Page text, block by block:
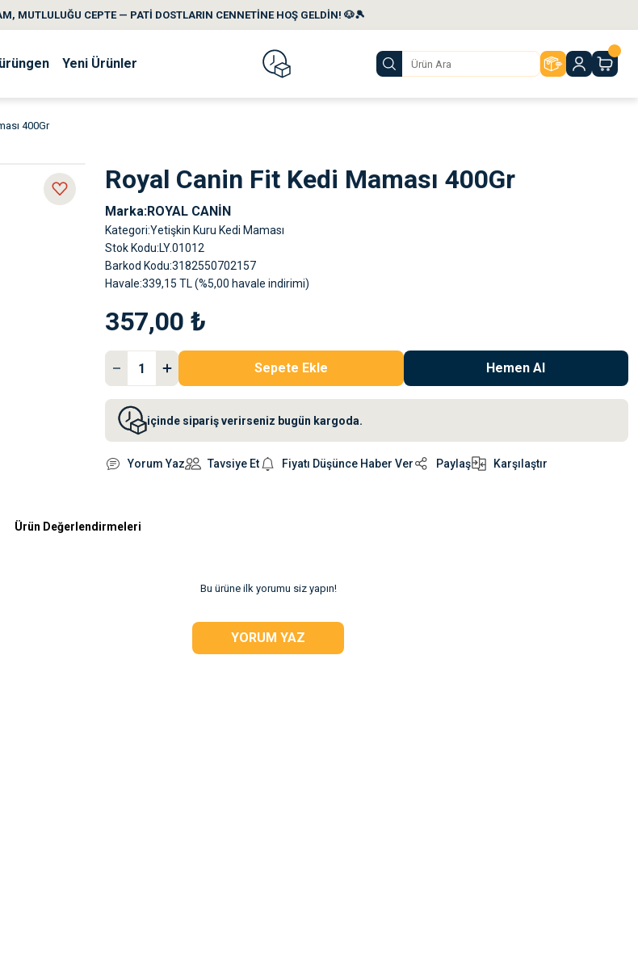
MUTLULUĞU CEPTE — PATİ DOSTLARIN CENNETİNE HOŞ GELDİN! 🐶🎾
Yeni Ürünler
400Gr
Royal Canin Fit Kedi Maması 400Gr
Marka ROYAL CANİN
Kategori Yetişkin Kuru Kedi Maması
Stok Kodu LY.01012
Barkod Kodu 3182550702157
Havale 339,15 TL (%5,00 havale indirimi)
357,00 ₺
Sepete Ekle Hemen Al
içinde sipariş verirseniz bugün kargoda.
Yorum Yaz Tavsiye Et Fiyatı Düşünce Haber Ver Paylaş Karşılaştır
Ürün Değerlendirmeleri
Bu ürüne ilk yorumu siz yapın!
YORUM YAZ